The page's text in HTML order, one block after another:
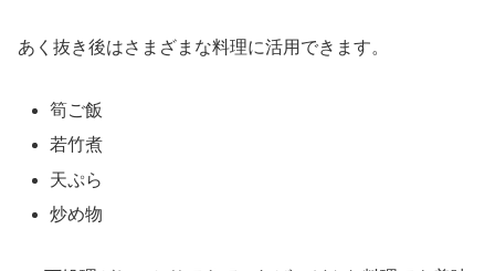
あく抜き後はさまざまな料理に活用できます。
筍ご飯
若竹煮
天ぷら
炒め物